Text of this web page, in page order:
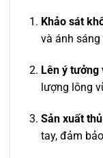
Khảo sát
và ánh
Lên ý tưởng
lượng lông
Sản xuất
tay, đảm